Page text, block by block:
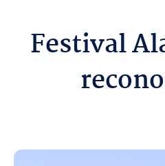
Festival